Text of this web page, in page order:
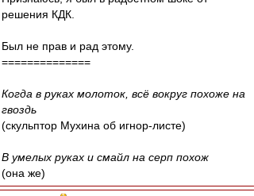
решения КДК.
Был не прав и рад этому.
==============
Когда в руках молоток, всё вокруг похоже на
гвоздь
(скульптор Мухина об игнор-листе)
В умелых руках и смайл на серп похож
(она же)